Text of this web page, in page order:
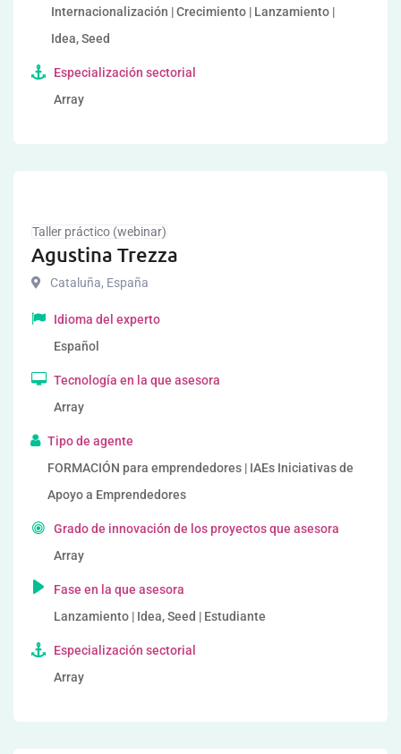
Internacionalización | Crecimiento | Lanzamiento |
Idea, Seed
Especialización sectorial
Array
Taller práctico (webinar)
Agustina Trezza
Cataluña, España
Idioma del experto
Español
Tecnología en la que asesora
Array
Tipo de agente
FORMACIÓN para emprendedores | IAEs Iniciativas de
Apoyo a Emprendedores
Grado de innovación de los proyectos que asesora
Array
Fase en la que asesora
Lanzamiento | Idea, Seed | Estudiante
Especialización sectorial
Array